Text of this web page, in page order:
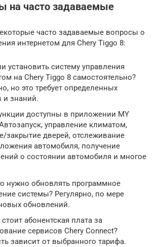
на часто задаваемые
часто задаваемые вопросы о
интернетом для Chery Tiggo 8:
установить систему управления
на Chery Tiggo 8 самостоятельно?
но это требует определенных
и знаний.
доступны в приложении MY
управление климатом,
закрытие дверей, отслеживание
автомобиля, получение
о состоянии автомобиля и многое
нужно обновлять программное
системы? Регулярно, по мере
обновлений.
абонентская плата за
сервисов Chery Connect?
зависит от выбранного тарифа.